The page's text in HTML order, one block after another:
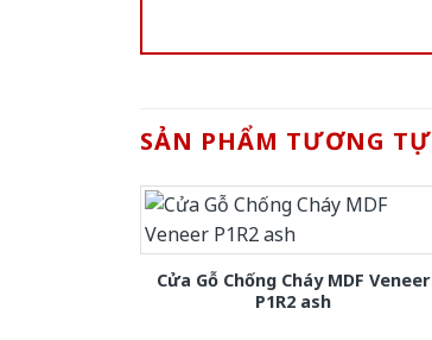
SẢN PHẨM TƯƠNG TỰ
Cửa Gỗ Chống Cháy MDF Veneer
P1R2 ash